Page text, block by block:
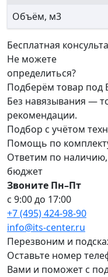
Объём, м3
Бесплатная
Не можете
определиться?
Подберём товар под
Без навязывания —
рекомендации.
Подбор с учётом
Помощь по
Ответим по
бюджет
Звоните Пн–Пт
с 9:00 до 17:00
+7 (495) 424-98-90
info@its-center.ru
Перезвоним и
Оставьте номер
Вами и поможет с